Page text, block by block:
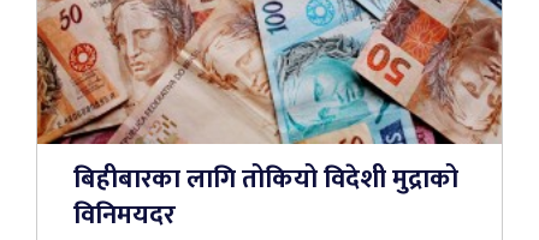
बिहीबारका लागि तोकियो विदेशी मुद्राको
विनिमयदर